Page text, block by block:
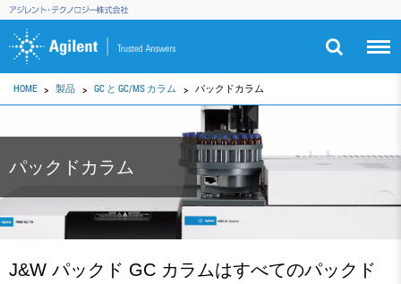
HOME 製品 GC と GC/MS カラム パックドカラム
パックドカラム
J&W パックド GC カラムはすべてのパックド